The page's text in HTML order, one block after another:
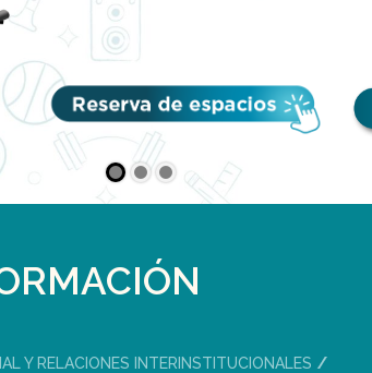
Y RELACIONES INTERINSTITUCIONALES